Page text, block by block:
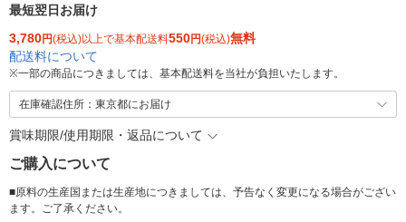
最短翌日お届け
3,780円(税込)以上で基本配送料550円(税込)無料
配送料について
※一部の商品につきましては、基本配送料を当社が負担いたします。
在庫確認住所：東京都にお届け
賞味期限/使用期限・返品について
ご購入について
■原料の生産国または生産地につきましては、予告なく変更になる場合がござい
ます。ご了承ください。